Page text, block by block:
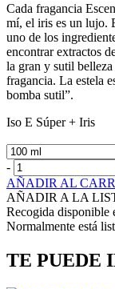
Cada fragancia
mí, el iris es un lujo.
uno de los
encontrar extractos
la gran y sutil
fragancia. La estela
bomba sutil”.
Iso E Súper + Iris
-
AÑADIR AL
AÑADIR A LA
Recogida disponible
Normalmente está
TE PUEDE